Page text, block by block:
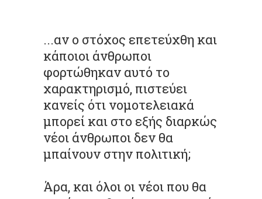
...αν ο στόχος επετεύχθη και
κάποιοι άνθρωποι
φορτώθηκαν αυτό το
χαρακτηρισμό, πιστεύει
κανείς ότι νομοτελειακά
μπορεί και στο εξής διαρκώς
νέοι άνθρωποι δεν θα
μπαίνουν στην πολιτική;
Άρα, και όλοι οι νέοι που θα